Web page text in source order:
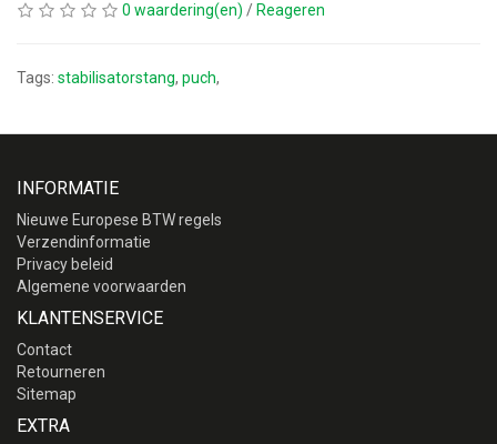
0 waardering(en) / Reageren
Tags: stabilisatorstang, puch,
INFORMATIE
Nieuwe Europese BTW regels
Verzendinformatie
Privacy beleid
Algemene voorwaarden
KLANTENSERVICE
Contact
Retourneren
Sitemap
EXTRA